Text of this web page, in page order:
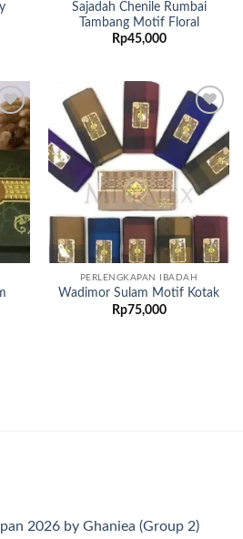
Sajadah Chenile Rumbai
Tambang Motif Floral
Rp45,000
to
Add to
wishlist
PERLENGKAPAN IBADAH
Wadimor Sulam Motif Kotak
Rp75,000
2026 by Ghaniea (Group 2)